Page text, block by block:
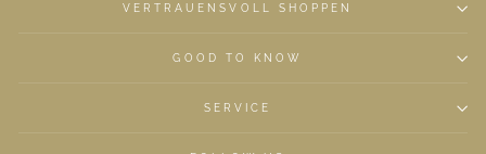
VERTRAUENSVOLL SHOPPEN
GOOD TO KNOW
SERVICE